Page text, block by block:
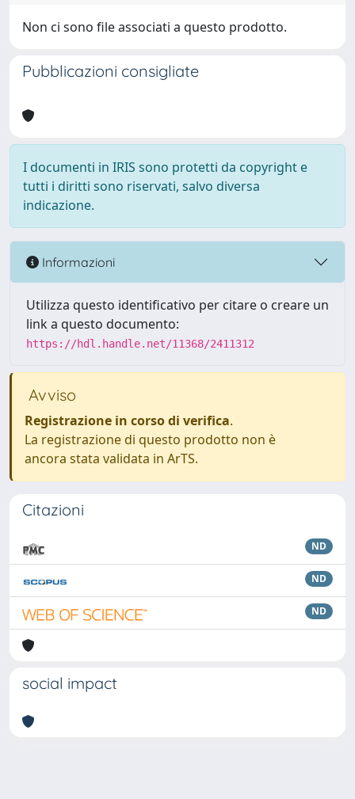
Non ci sono file associati a questo prodotto.
Pubblicazioni consigliate
I documenti in IRIS sono protetti da copyright e
tutti i diritti sono riservati, salvo diversa
indicazione.
Informazioni
Utilizza questo identificativo per citare o creare un
link a questo documento:
https://hdl.handle.net/11368/2411312
Avviso
Registrazione in corso di verifica.
La registrazione di questo prodotto non è
ancora stata validata in ArTS.
Citazioni
ND
ND
ND
social impact